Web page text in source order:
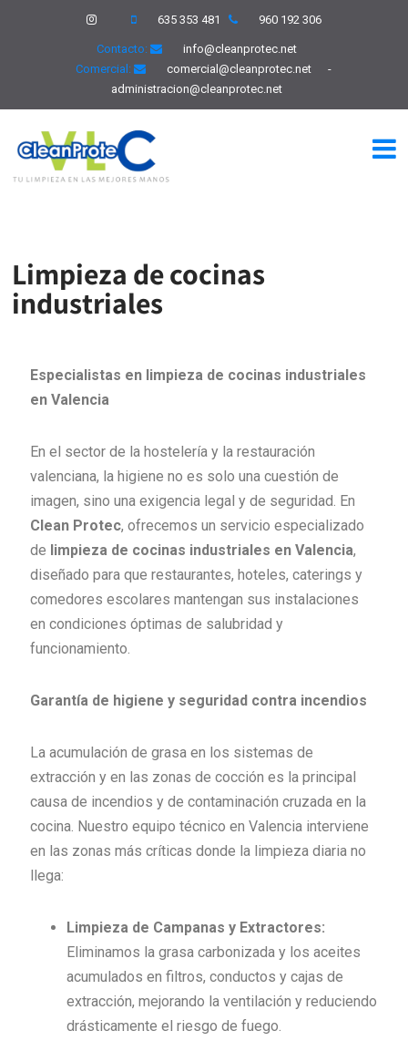
635 353 481 960 192 306
Contacto:
info@cleanprotec.net
Comercial:
comercial@cleanprotec.net
-
administracion@cleanprotec.net
Limpieza de cocinas
industriales
Especialistas en limpieza de cocinas industriales
en Valencia
En el sector de la hostelería y la restauración
valenciana, la higiene no es solo una cuestión de
imagen, sino una exigencia legal y de seguridad. En
Clean Protec, ofrecemos un servicio especializado
de limpieza de cocinas industriales en Valencia,
diseñado para que restaurantes, hoteles, caterings y
comedores escolares mantengan sus instalaciones
en condiciones óptimas de salubridad y
funcionamiento.
Garantía de higiene y seguridad contra incendios
La acumulación de grasa en los sistemas de
extracción y en las zonas de cocción es la principal
causa de incendios y de contaminación cruzada en la
cocina. Nuestro equipo técnico en Valencia interviene
en las zonas más críticas donde la limpieza diaria no
llega:
Limpieza de Campanas y Extractores:
Eliminamos la grasa carbonizada y los aceites
acumulados en filtros, conductos y cajas de
extracción, mejorando la ventilación y reduciendo
drásticamente el riesgo de fuego.